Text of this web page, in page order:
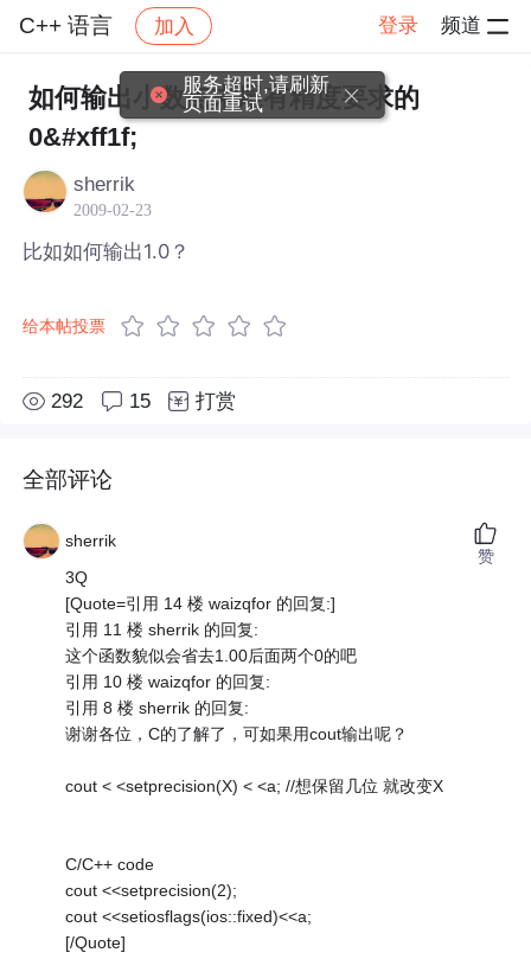
C++ 语言 加入 登录 频道
社区 C++ 语言 帖子详情
如何输出小数点末尾有精度要求的
0&#xff1f;
sherrik
2009-02-23
比如如何输出1.0？
给本帖投票
292 15 打赏
全部评论
sherrik
3Q
[Quote=引用 14 楼 waizqfor 的回复:]
引用 11 楼 sherrik 的回复:
这个函数貌似会省去1.00后面两个0的吧
引用 10 楼 waizqfor 的回复:
引用 8 楼 sherrik 的回复:
谢谢各位，C的了解了，可如果用cout输出呢？
cout < <setprecision(X) < <a; //想保留几位 就改变X
C/C++ code
cout <<setprecision(2);
cout <<setiosflags(ios::fixed)<<a;
[/Quote]
赞
服务超时,请刷新
页面重试